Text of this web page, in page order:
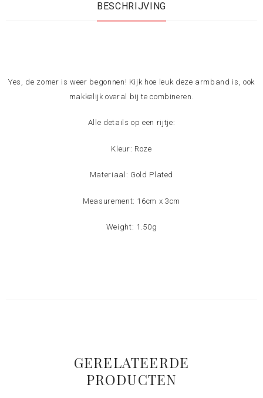
BESCHRIJVING
Yes, de zomer is weer begonnen! Kijk hoe leuk deze armband is, ook
makkelijk overal bij te combineren.
Alle details op een rijtje:
Kleur: Roze
Materiaal: Gold Plated
Measurement: 16cm x 3cm
Weight: 1.50g
GERELATEERDE
PRODUCTEN